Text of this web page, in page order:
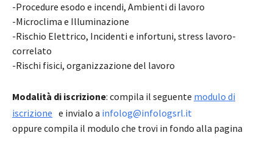
-Procedure esodo e incendi, Ambienti di lavoro
-Microclima e Illuminazione
-Rischio Elettrico, Incidenti e infortuni, stress lavoro-
correlato
-Rischi fisici, organizzazione del lavoro
Modalità di iscrizione: compila il seguente modulo di
iscrizione e invialo a infolog@infologsrl.it
oppure compila il modulo che trovi in fondo alla pagina